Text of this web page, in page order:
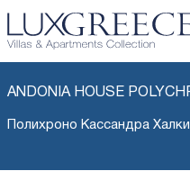
ANDONIA HOUSE
Полихроно Кассандра